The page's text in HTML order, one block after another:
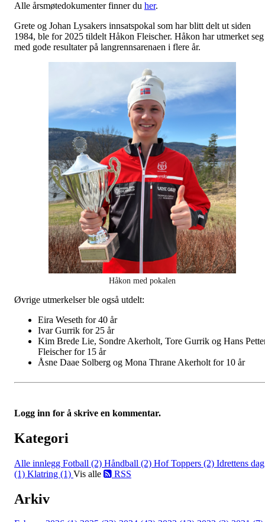
Alle årsmøtedokumenter finner du her.
Grete og Johan Lysakers innsatspokal som har blitt delt ut siden
1984, ble for 2025 tildelt Håkon Fleischer. Håkon har utmerket seg
med gode resultater på langrennsarenaen i flere år.
Håkon med pokalen
Øvrige utmerkelser ble også utdelt:
Eira Weseth for 40 år
Ivar Gurrik for 25 år
Kim Brede Lie, Sondre Akerholt, Tore Gurrik og Hans
Fleischer for 15 år
Åsne Daae Solberg og Mona Thrane Akerholt for 10 år
Logg inn for å skrive en kommentar.
Kategori
Alle innlegg Fotball (2) Håndball (2) Hof Toppers (2) Idrettens dag
(1) Klatring (1) Vis alle RSS
Arkiv